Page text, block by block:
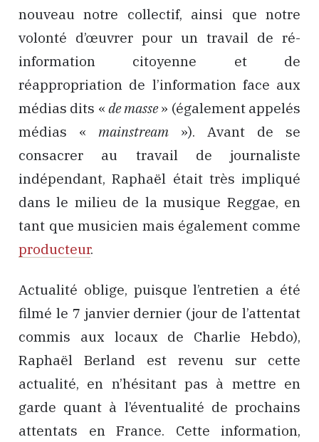
nouveau notre collectif, ainsi que notre
volonté d’œuvrer pour un travail de ré-
information citoyenne et de
réappropriation de l’information face aux
médias dits « de masse » (également appelés
médias « mainstream »). Avant de se
consacrer au travail de journaliste
indépendant, Raphaël était très impliqué
dans le milieu de la musique Reggae, en
tant que musicien mais également comme
producteur.
Actualité oblige, puisque l’entretien a été
filmé le 7 janvier dernier (jour de l’attentat
commis aux locaux de Charlie Hebdo),
Raphaël Berland est revenu sur cette
actualité, en n’hésitant pas à mettre en
garde quant à l’éventualité de prochains
attentats en France. Cette information,